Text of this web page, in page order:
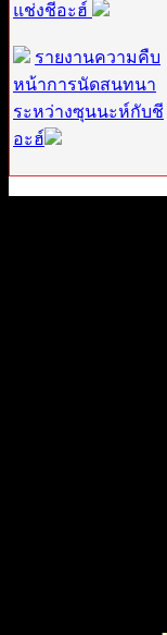
แช่งชีอะฮ์
รายงานความคืบ
หน้าการนัดสนทนา
ระหว่างซุนนะห์กับชี
อะฮ์